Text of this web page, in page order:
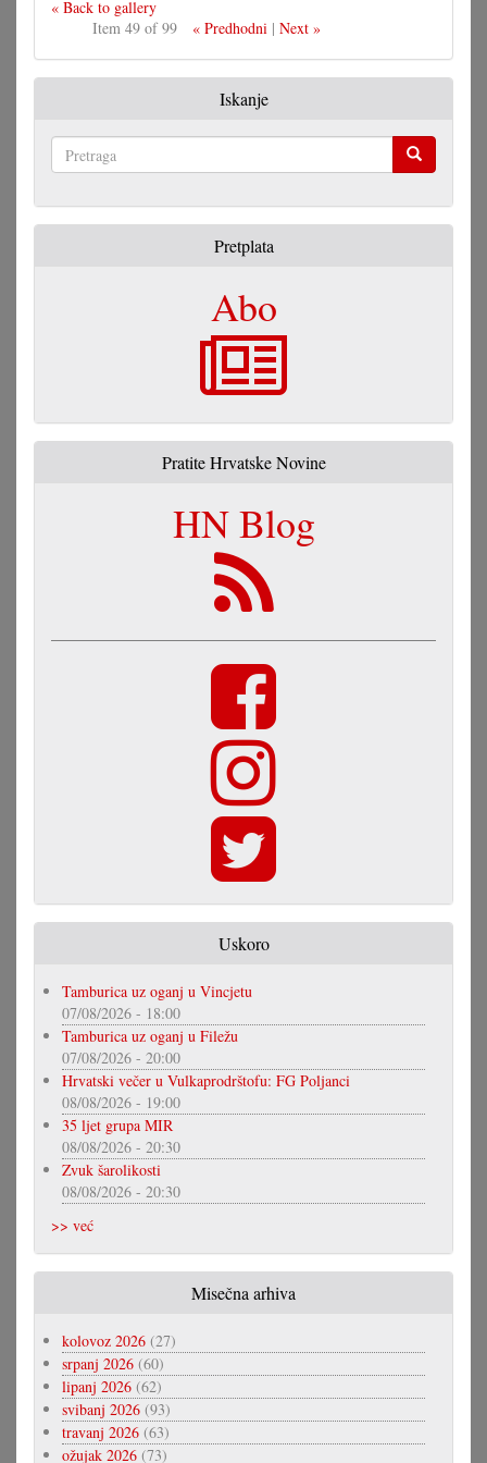
« Back to gallery
Item 49 of 99
« Predhodni| Next »
Iskanje
Pretplata
Abo
Pratite Hrvatske Novine
HN Blog
Uskoro
Tamburica uz oganj u Vincjetu
07/08/2026 - 18:00
Tamburica uz oganj u Filežu
07/08/2026 - 20:00
Hrvatski večer u Vulkaprodrštofu: FG Poljanci
08/08/2026 - 19:00
35 ljet grupa MIR
08/08/2026 - 20:30
Zvuk šarolikosti
08/08/2026 - 20:30
>> već
Misečna arhiva
kolovoz 2026 (27)
srpanj 2026 (60)
lipanj 2026 (62)
svibanj 2026 (93)
travanj 2026 (63)
ožujak 2026 (73)